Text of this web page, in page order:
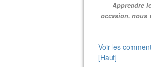
Apprendre
occasion, nous
Voir les
[Haut]